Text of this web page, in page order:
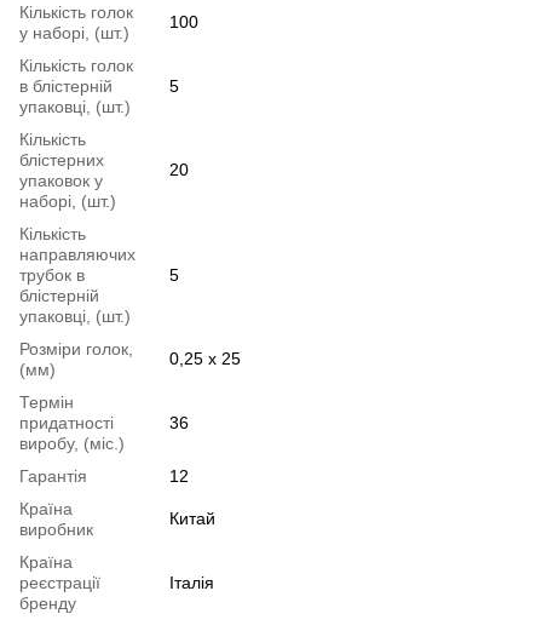
Кількість голок
у наборі, (шт.)
100
Кількість голок
в блістерній
упаковці, (шт.)
5
Кількість
блістерних
упаковок у
наборі, (шт.)
20
Кількість
направляючих
трубок в
блістерній
упаковці, (шт.)
5
Розміри голок,
(мм)
0,25 х 25
Термін
придатності
виробу, (міс.)
36
Гарантія
12
Країна
виробник
Китай
Країна
реєстрації
бренду
Італія